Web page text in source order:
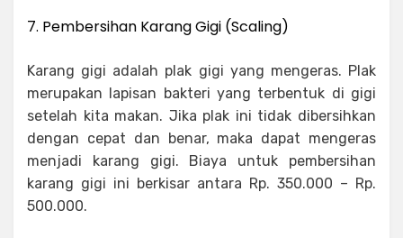
7. Pembersihan Karang Gigi (Scaling)
Karang gigi adalah plak gigi yang mengeras. Plak
merupakan lapisan bakteri yang terbentuk di gigi
setelah kita makan. Jika plak ini tidak dibersihkan
dengan cepat dan benar, maka dapat mengeras
menjadi karang gigi. Biaya untuk pembersihan
karang gigi ini berkisar antara Rp. 350.000 – Rp.
500.000.